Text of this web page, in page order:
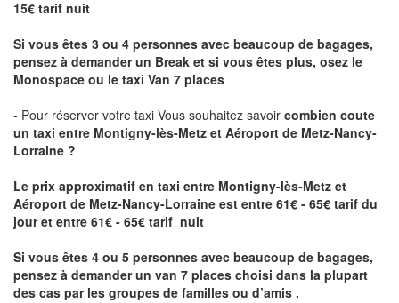
15€ tarif nuit
Si vous êtes 3 ou 4 personnes avec beaucoup de bagages,
pensez à demander un Break et si vous êtes plus, osez le
Monospace ou le taxi Van 7 places
- Pour réserver votre taxi Vous souhaitez savoir combien coute
un taxi entre Montigny-lès-Metz et Aéroport de Metz-Nancy-
Lorraine ?
Le prix approximatif en taxi entre Montigny-lès-Metz et
Aéroport de Metz-Nancy-Lorraine est entre 61€ - 65€ tarif du
jour et entre 61€ - 65€ tarif nuit
Si vous êtes 4 ou 5 personnes avec beaucoup de bagages,
pensez à demander un van 7 places choisi dans la plupart
des cas par les groupes de familles ou d’amis .